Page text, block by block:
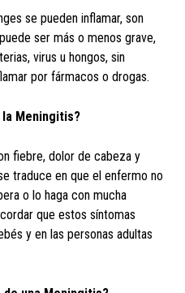
se pueden inflamar, son
ser más o menos grave,
virus u hongos, sin
por fármacos o drogas.
Meningitis?
fiebre, dolor de cabeza y
traduce en que el enfermo no
o lo haga con mucha
que estos síntomas
y en las personas adultas